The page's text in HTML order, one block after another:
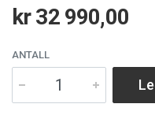
kr 32 990,00
ANTALL